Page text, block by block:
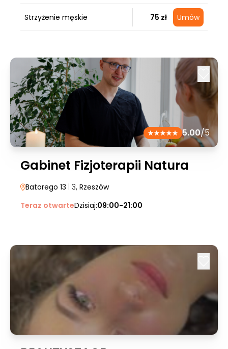
Strzyżenie męskie 75 zł Umów
5.00/5
Gabinet Fizjoterapii Natura
Batorego 13 | 3, Rzeszów
Teraz otwarteDzisiaj:09:00-21:00